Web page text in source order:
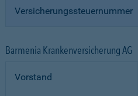
Versicherungssteuernummer
Barmenia Krankenversicherung AG
Vorstand